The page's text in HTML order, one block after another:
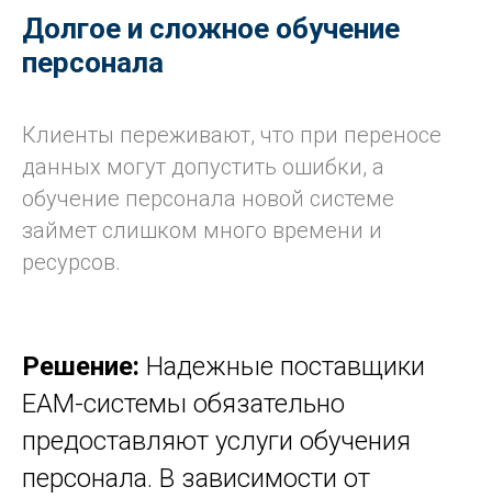
Долгое и сложное обучение
персонала
Клиенты переживают, что при переносе
данных могут допустить ошибки, а
обучение персонала новой системе
займет слишком много времени и
ресурсов.
Решение: Надежные поставщики
EAM-системы обязательно
предоставляют услуги обучения
персонала. В зависимости от